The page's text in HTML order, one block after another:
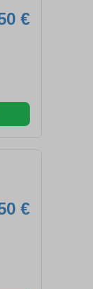
€
€